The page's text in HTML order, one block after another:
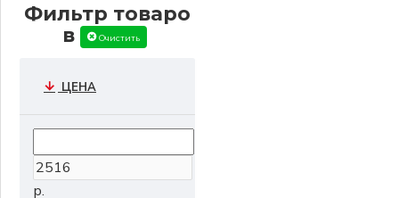
Фильтр товаро
в
Очистить
ЦЕНА
р.